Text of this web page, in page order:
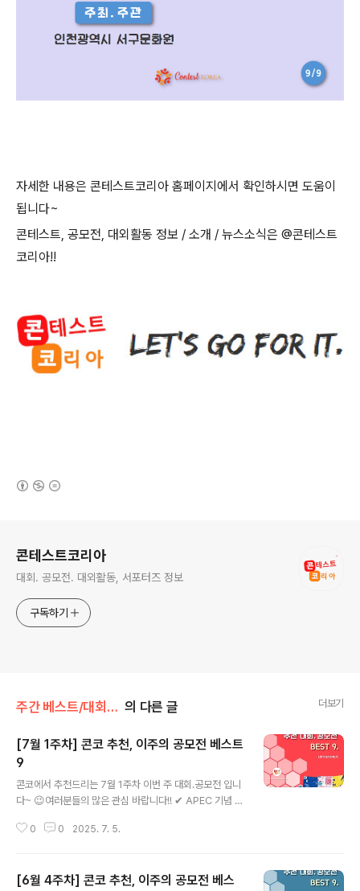
자세한 내용은 콘테스트코리아 홈페이지에서 확인하시면 도움이
됩니다~
콘테스트, 공모전, 대외활동 정보 / 소개 / 뉴스소식은 @콘테스트
코리아!!
콘테스트코리아
대회. 공모전. 대외활동, 서포터즈 정보
구독하기
주간 베스트/대회 • 공모전 의 다른 글 더보기
[7월 1주차] 콘코 추천, 이주의 공모전 베스트
9
콘코에서 추천드리는 7월 1주차 이번 주 대회.공모전 입니
다~ 😉여러분들의 많은 관심 바랍니다!! ✔ APEC 기념 글
대 (한국음악, 서양음악, 실용음악, 한국무용, 발레, 연극)✔
능력 경진대회✔ 부산미래유산 인생사진 챌린지✔ [식약
0 0 2025. 7. 5.
[6월 4주차] 콘코 추천, 이주의 공모전 베스